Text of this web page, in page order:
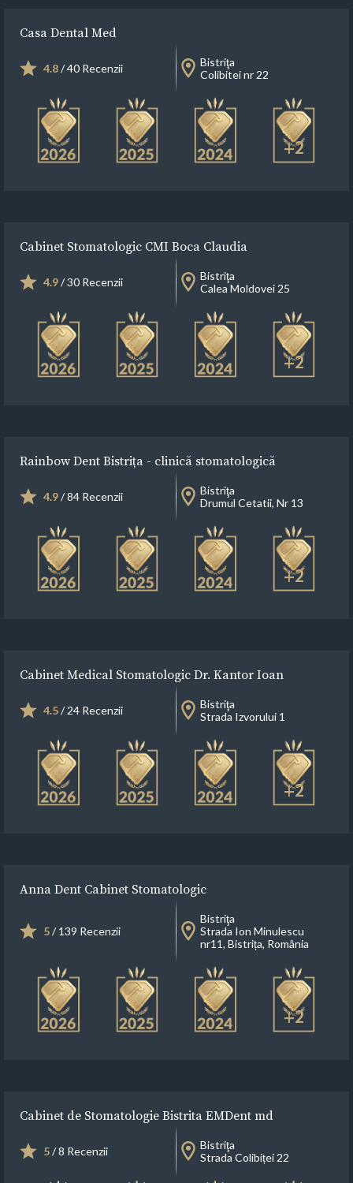
Casa Dental Med
4.8/ 40 Recenzii
Bistriţa
Colibitei nr 22
+2
Cabinet Stomatologic CMI Boca Claudia
4.9/ 30 Recenzii
Bistriţa
Calea Moldovei 25
+2
Rainbow Dent Bistrița - clinică stomatologică
4.9/ 84 Recenzii
Bistriţa
Drumul Cetatii, Nr 13
+2
Cabinet Medical Stomatologic Dr. Kantor Ioan
4.5/ 24 Recenzii
Bistriţa
Strada Izvorului 1
+2
Anna Dent Cabinet Stomatologic
5/ 139 Recenzii
Bistriţa
Strada Ion Minulescu
nr11, Bistrița, România
+2
Cabinet de Stomatologie Bistrita EMDent md
5/ 8 Recenzii
Bistriţa
Strada Colibiței 22